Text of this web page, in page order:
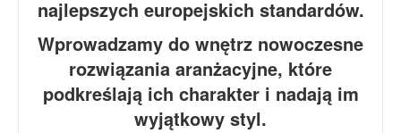
najlepszych europejskich standardów.
Wprowadzamy do wnętrz nowoczesne
rozwiązania aranżacyjne, które
podkreślają ich charakter i nadają im
wyjątkowy styl.